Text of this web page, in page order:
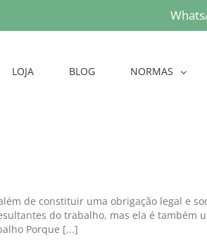
LOJA BLOG NORMAS
de constituir uma obrigação legal e
do trabalho, mas ela é também
Porque [...]